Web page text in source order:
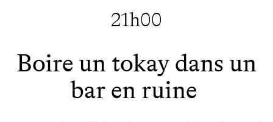
21h00
Boire un tokay dans un
bar en ruine